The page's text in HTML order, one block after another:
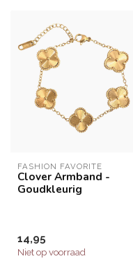
FASHION FAVORITE
Clover Armband -
Goudkleurig
14,95
Niet op voorraad